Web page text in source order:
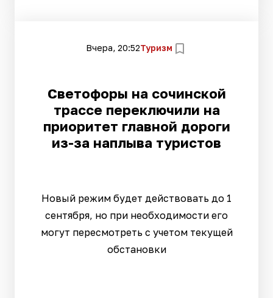
Вчера, 20:52Туризм
Светофоры на сочинской
трассе переключили на
приоритет главной дороги
из-за наплыва туристов
Новый режим будет действовать до 1
сентября, но при необходимости его
могут пересмотреть с учетом текущей
обстановки